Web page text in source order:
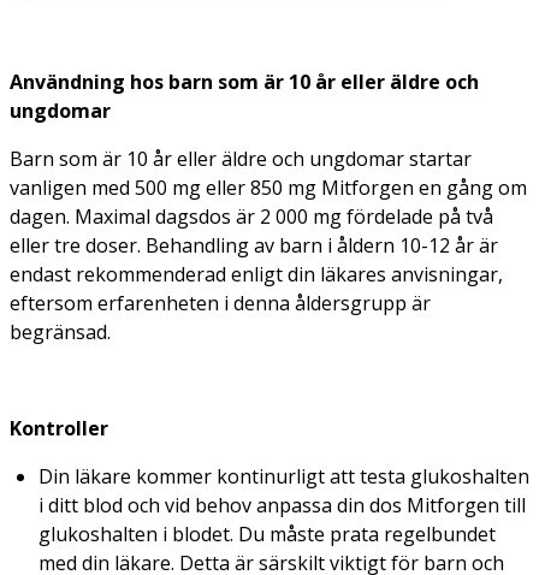
Användning hos barn som är 10 år eller äldre och
ungdomar
Barn som är 10 år eller äldre och ungdomar startar
vanligen med 500 mg eller 850 mg Mitforgen en gång om
dagen. Maximal dagsdos är 2 000 mg fördelade på två
eller tre doser. Behandling av barn i åldern 10-12 år är
endast rekommenderad enligt din läkares anvisningar,
eftersom erfarenheten i denna åldersgrupp är
begränsad.
Kontroller
Din läkare kommer kontinurligt att testa glukoshalten
i ditt blod och vid behov anpassa din dos Mitforgen till
glukoshalten i blodet. Du måste prata regelbundet
med din läkare. Detta är särskilt viktigt för barn och